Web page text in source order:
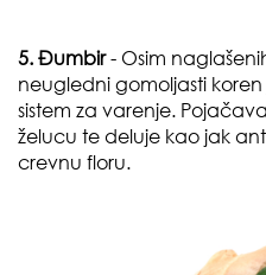
5. Đumbir- Osim
neugledni gomoljasti
sistem za varenje.
želucu te deluje kao jak
crevnu floru.